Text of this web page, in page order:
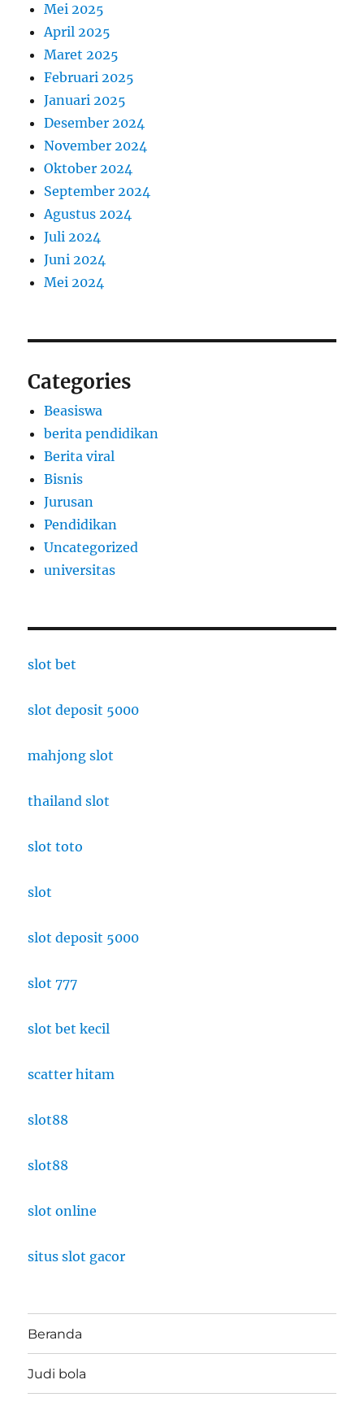
Mei 2025
April 2025
Maret 2025
Februari 2025
Januari 2025
Desember 2024
November 2024
Oktober 2024
September 2024
Agustus 2024
Juli 2024
Juni 2024
Mei 2024
Categories
Beasiswa
berita pendidikan
Berita viral
Bisnis
Jurusan
Pendidikan
Uncategorized
universitas
slot bet
slot deposit 5000
mahjong slot
thailand slot
slot toto
slot
slot deposit 5000
slot 777
slot bet kecil
scatter hitam
slot88
slot88
slot online
situs slot gacor
Beranda
Judi bola